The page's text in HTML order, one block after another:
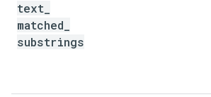
text
matched
substrings